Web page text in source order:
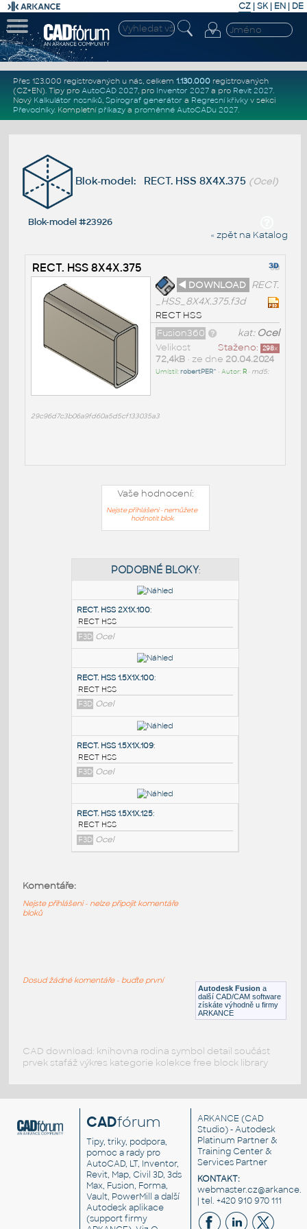
CZ | SK| EN | DE
Přes 123.000 registrovaných u nás, celkem 1.130.000registrovaných
(CZ+EN). Tipy pro AutoCAD 2027, pro Inventor 2027a pro Revit 2027.
Nový Kalkulátor nosníků, Spirograf generátor a Regresní křivkyv sekci
Převodníky. Kompletní příkazya proměnné AutoCADu 2027.
Blok-model: RECT. HSS 8X4X.375 (Ocel)
Blok-model #23926
« zpět na Katalog
RECT. HSS 8X4X.375
◄ DOWNLOAD RECT.
_HSS_8X4X.375.f3d
RECT HSS
kat: Ocel
Fusion360
Staženo: 298x
Velikost
72,4kB• ze dne 20.04.2024
Umístil:robertPER^ • Autor: R• md5:
29c96d7c3b06a9fd60a5d5cf133035a3
Vaše hodnocení:
Nejste přihlášeni - nemůžete
hodnotit blok
PODOBNÉ BLOKY:
RECT. HSS 2X1X.100:
F3D Ocel
RECT. HSS 1.5X1X.100
RECT HSS
F3D Ocel
F3D Ocel
Autodesk Fusion a
další CAD/CAM software
získáte výhodně u firmy
ARKANCE
Komentáře:
Nejste přihlášeni - nelze připojit komentáře
bloků
Dosud žádné komentáře - buďte první
CAD download: knihovna rodina symbol detail součást
prvek stafáž výkres kategorie kolekce free block library
CADfórum
Tipy, triky, podpora,
pomoc a rady pro
AutoCAD, LT, Inventor,
Revit, Map, Civil 3D, 3ds
Max, Fusion, Forma,
Vault, PowerMill a další
Autodesk aplikace
(support firmy
ARKANCE (CAD
Studio) - Autodesk
Platinum Partner &
Training Center &
Services Partner
KONTAKT:
| tel. +420 910 970 111